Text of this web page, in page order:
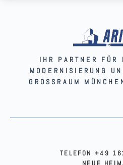
IHR PARTNER FÜR
MODERNISIERUNG
GROSSRAUM
TELEFON +49
NEUE